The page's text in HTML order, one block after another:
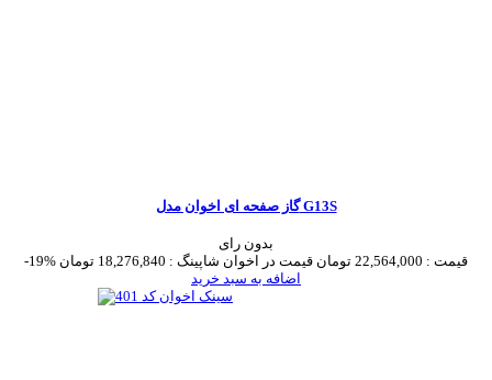
گاز صفحه ای اخوان مدل G13S
بدون رای
-19%
قیمت : 22,564,000 تومان قیمت در اخوان شاپینگ : 18,276,840 تومان
اضافه به سبد خرید